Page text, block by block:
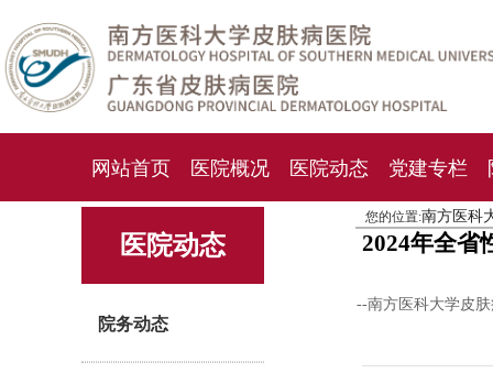
网站首页 医院概况 医院动态 党建专栏
化妆品检测中心 就诊指南 人才
医院动态
院务动态
您的位置:南方医科
2024年全省
--南方医科大学皮